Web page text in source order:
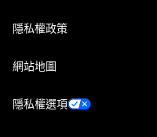
隱私權政策
網站地圖
隱私權選項